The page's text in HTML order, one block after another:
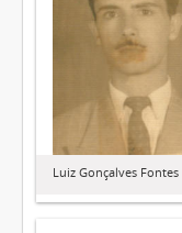
Luiz Gonçalves Fontes